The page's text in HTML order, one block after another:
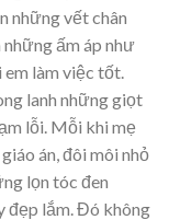
những vết chân
ấm áp như
làm việc tốt.
lanh những giọt
lỗi. Mỗi khi mẹ
án, đôi môi nhỏ
lọn tóc đen
đẹp lắm. Đó không